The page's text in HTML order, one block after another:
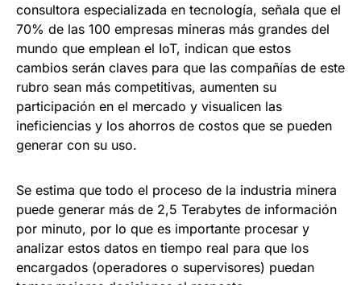
consultora especializada en tecnología, señala que el
70% de las 100 empresas mineras más grandes del
mundo que emplean el IoT, indican que estos
cambios serán claves para que las compañías de este
rubro sean más competitivas, aumenten su
participación en el mercado y visualicen las
ineficiencias y los ahorros de costos que se pueden
generar con su uso.
Se estima que todo el proceso de la industria minera
puede generar más de 2,5 Terabytes de información
por minuto, por lo que es importante procesar y
analizar estos datos en tiempo real para que los
encargados (operadores o supervisores) puedan